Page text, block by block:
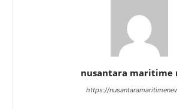
nusantara maritime
https://